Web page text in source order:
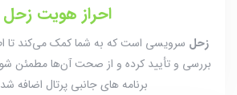
احراز هویت زحل
زحل سرویسی است که به شما کمک می‌کند تا
بررسی و تأیید کرده و از صحت آن‌ها مطمئن
برنامه های جانبی پرتال اضافه